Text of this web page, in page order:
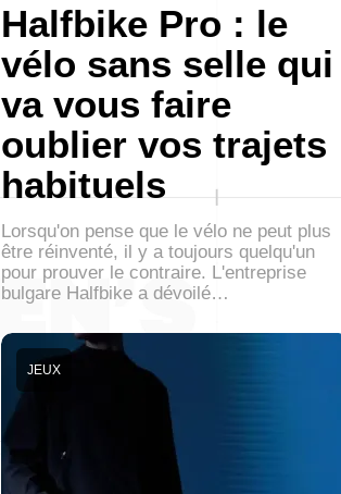
Halfbike Pro : le
vélo sans selle qui
va vous faire
oublier vos trajets
habituels
Lorsqu'on pense que le vélo ne peut plus
être réinventé, il y a toujours quelqu'un
pour prouver le contraire. L'entreprise
bulgare Halfbike a dévoilé…
JEUX